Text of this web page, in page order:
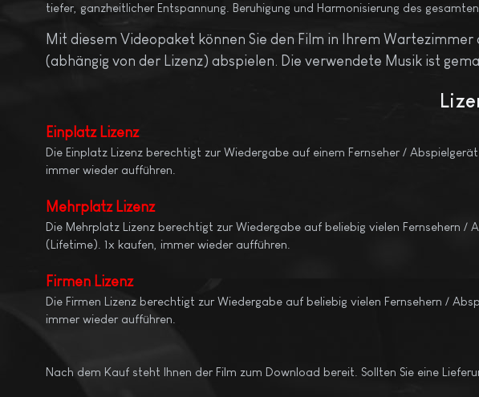
tiefer, ganzheitlicher Entspannung. Beruhigung und Harmonisierung des
Mit diesem Videopaket können Sie den Film in Ihrem
(abhängig von der Lizenz) abspielen. Die verwendete Musik ist
Einplatz Lizenz
Die Einplatz Lizenz berechtigt zur Wiedergabe auf einem Fernseher /
immer wieder aufführen.
MehrplatzLizenz
Die Mehrplatz Lizenz berechtigt zur Wiedergabe auf beliebig vielen Fernsehern
(Lifetime). 1x kaufen, immer wieder aufführen.
Firmen Lizenz
Die Firmen Lizenz berechtigt zur Wiedergabe auf beliebig vielen Fernsehern /
immer wieder aufführen.
Nach dem Kauf steht Ihnen der Film zum Download bereit. Sollten Sie eine